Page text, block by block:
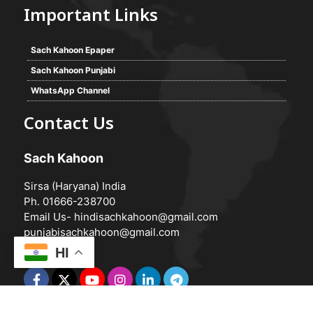
Important Links
Sach Kahoon Epaper
Sach Kahoon Punjabi
WhatsApp Channel
Contact Us
Sach Kahoon
Sirsa (Haryana) India
Ph. 01666-238700
Email Us- hindisachkahoon@gmail.com
punjabisachkahoon@gmail.com
HI